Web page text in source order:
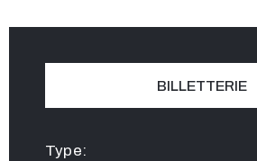
BILLETTERIE
Type: